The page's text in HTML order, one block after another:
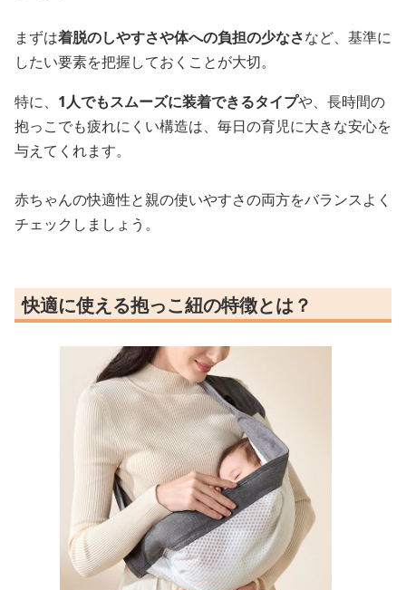
まずは着脱のしやすさや体への負担の少なさなど、基準に
したい要素を把握しておくことが大切。
特に、 1人でもスムーズに装着できるタイプや、長時間の
抱っこでも疲れにくい構造は、毎日の育児に大きな安心を
与えてくれます。
赤ちゃんの快適性と親の使いやすさの両方をバランスよく
チェックしましょう。
快適に使える抱っこ紐の特徴とは？